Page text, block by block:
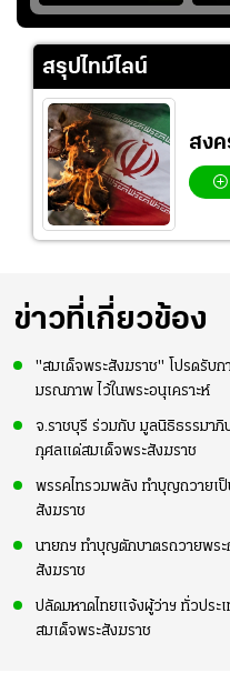
ศึก" กลับบ้าน
แท็
สุดๆ
สรุปไทม์ไลน์
สง
ข่าวที่เกี่ยวข้อง
"สมเด็จพระสังฆราช" โปรดรับ
มรณภาพ ไว้ในพระอนุเคราะห์
จ.ราชบุรี ร่วมกับ มูลนิธิธรรมาภิ
กุศลแด่สมเด็จพระสังฆราช
พรรคไทรวมพลัง ทำบุญถวายเ
สังฆราช
นายกฯ ทำบุญตักบาตรถวายพร
สังฆราช
ปลัดมหาดไทยแจ้งผู้ว่าฯ ทั่วปร
สมเด็จพระสังฆราช